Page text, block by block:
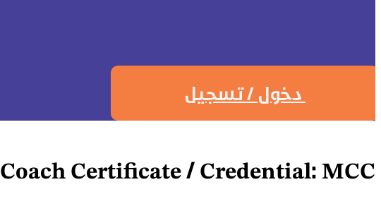
دخول / تسجيل
Coach Certificate / Credential: MCC